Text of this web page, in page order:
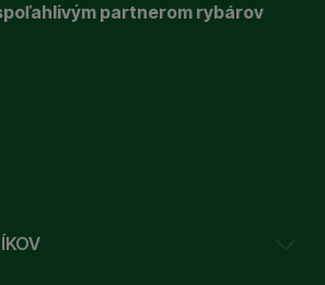
partnerom rybárov